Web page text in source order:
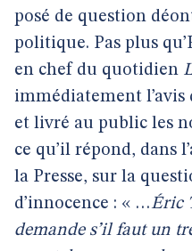
posé de question
politique. Pas plus
en chef du quotidien
immédiatement l’avis
et livré au public les
ce qu’il répond, dans
la Presse, sur la
d’innocence : « …Éric
demande s’il faut un